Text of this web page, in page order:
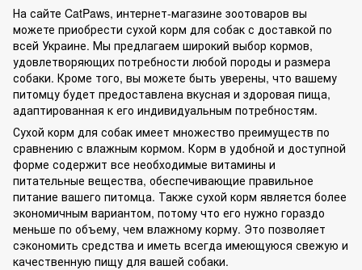
На сайте CatPaws, интернет-магазине зоотоваров вы
можете приобрести сухой корм для собак с доставкой по
всей Украине. Мы предлагаем широкий выбор кормов,
удовлетворяющих потребности любой породы и размера
собаки. Кроме того, вы можете быть уверены, что вашему
питомцу будет предоставлена вкусная и здоровая пища,
адаптированная к его индивидуальным потребностям.
Сухой корм для собак имеет множество преимуществ по
сравнению с влажным кормом. Корм в удобной и доступной
форме содержит все необходимые витамины и
питательные вещества, обеспечивающие правильное
питание вашего питомца. Также сухой корм является более
экономичным вариантом, потому что его нужно гораздо
меньше по объему, чем влажному корму. Это позволяет
сэкономить средства и иметь всегда имеющуюся свежую и
качественную пищу для вашей собаки.